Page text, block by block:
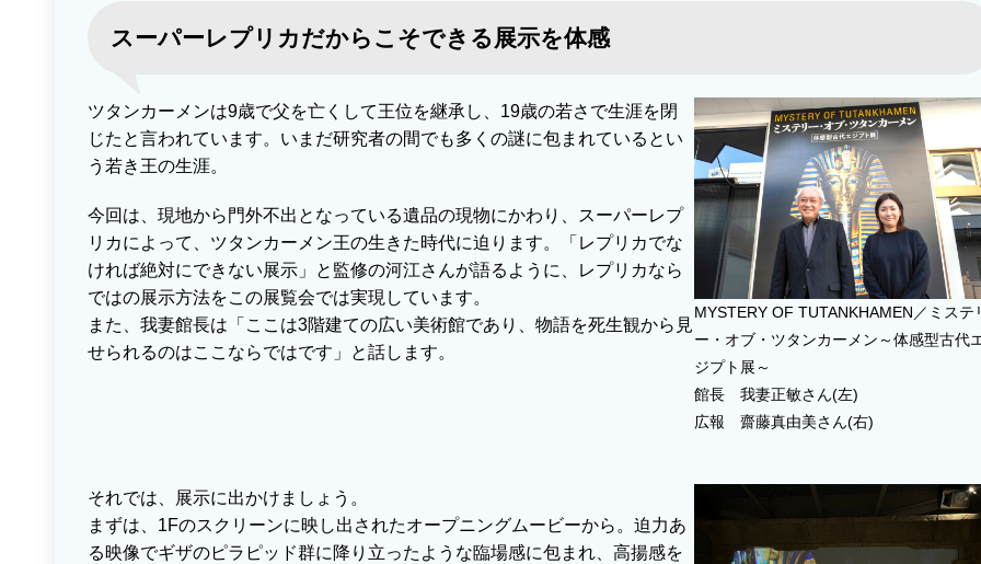
スーパーレプリカだからこそできる展示を体感
ツタンカーメンは9歳で父を亡くして王位を継承し、19歳の若さで生涯を閉
じたと言われています。いまだ研究者の間でも多くの謎に包まれているとい
う若き王の生涯。
今回は、現地から門外不出となっている遺品の現物にかわり、スーパーレプ
リカによって、ツタンカーメン王の生きた時代に迫ります。「レプリカでな
ければ絶対にできない展示」と監修の河江さんが語るように、レプリカなら
ではの展示方法をこの展覧会では実現しています。
また、我妻館長は「ここは3階建ての広い美術館であり、物語を死生観から見
せられるのはここならではです」と話します。
MYSTERY OF TUTANKHAMEN／ミステ
ー・オブ・ツタンカーメン～体感型古代
ジプト展～
館長 我妻正敏さん(左)
広報 齋藤真由美さん(右)
それでは、展示に出かけましょう。
まずは、1Fのスクリーンに映し出されたオープニングムービーから。迫力あ
る映像でギザのピラピッド群に降り立ったような臨場感に包まれ、高揚感を